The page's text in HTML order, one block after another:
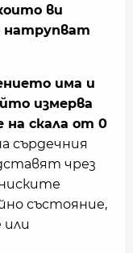
ви
натрупват
има и
измерва
скала от 0
сърдечния
чрез
състояние,
или